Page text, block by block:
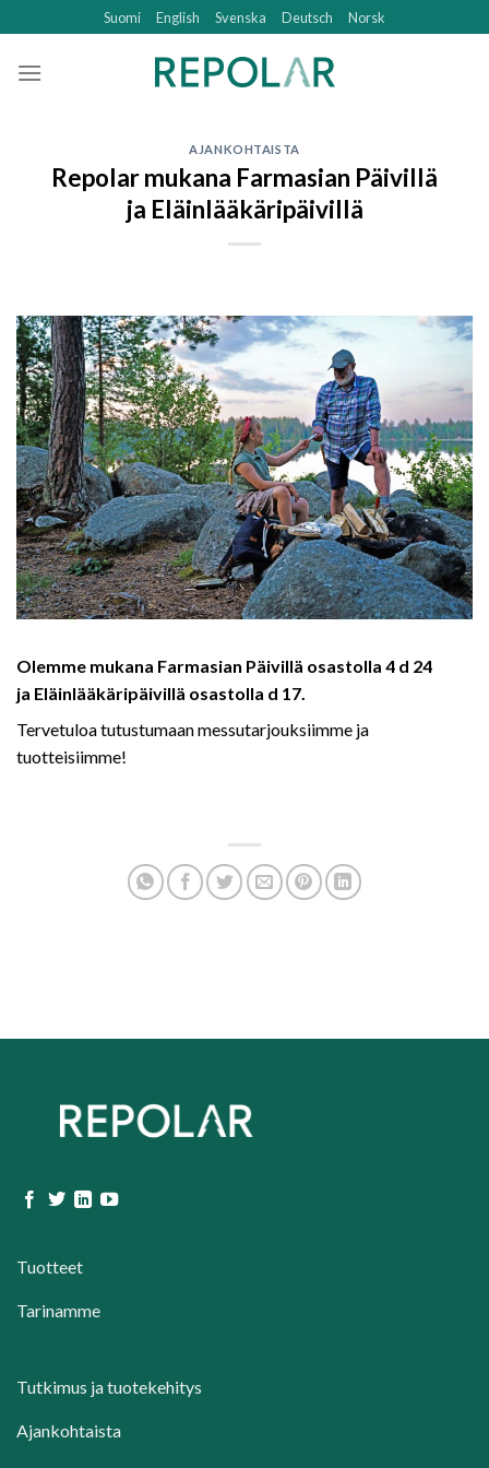
to
content
Suomi English Svenska Deutsch Norsk
AJANKOHTAISTA
Repolar mukana Farmasian Päivillä
ja Eläinlääkäripäivillä
Olemme mukana Farmasian Päivillä osastolla 4 d 24
ja Eläinlääkäripäivillä osastolla d 17.
Tervetuloa tutustumaan messutarjouksiimme ja
tuotteisiimme!
Tuotteet
Tarinamme
Tutkimus ja tuotekehitys
Ajankohtaista